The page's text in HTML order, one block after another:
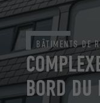
BORD DU
BÂTIMENTS DE